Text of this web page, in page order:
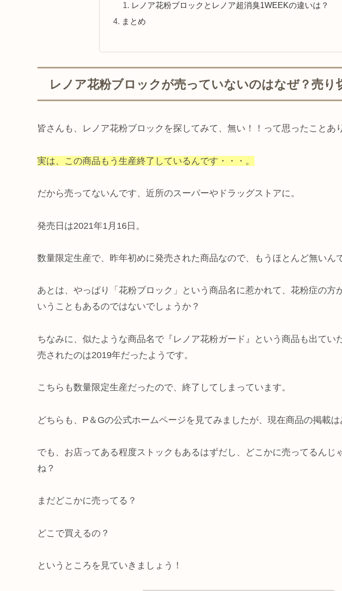
レノア花粉ブロックとレノア超消臭1WEEKの違いは？
まとめ
レノア花粉ブロックが売っていないのはなぜ？売り
皆さんも、レノア花粉ブロックを探してみて、無い！！って思ったことあ
実は、この商品もう生産終了しているんです・・・。
だから売ってないんです、近所のスーパーやドラッグストアに。
発売日は2021年1月16日。
数量限定生産で、昨年初めに発売された商品なので、もうほとんど無いん
あとは、やっぱり「花粉ブロック」という商品名に惹かれて、花粉症の方
いうこともあるのではないでしょうか？
ちなみに、似たような商品名で『レノア花粉ガード』という商品も出てい
売されたのは2019年だったようです。
こちらも数量限定生産だったので、終了してしまっています。
どちらも、P＆Gの公式ホームページを見てみましたが、現在商品の掲載は
でも、お店ってある程度ストックもあるはずだし、どこかに売ってるんじ
ね？
まだどこかに売ってる？
どこで買えるの？
というところを見ていきましょう！